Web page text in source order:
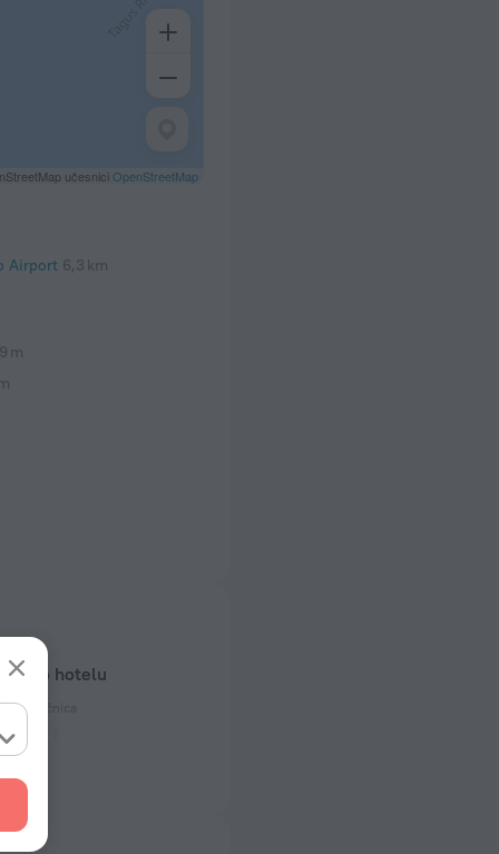
učesniciOpenStreetMap
Airport 6,3 km
m
o hotelu
utičnica
Hz
Hz